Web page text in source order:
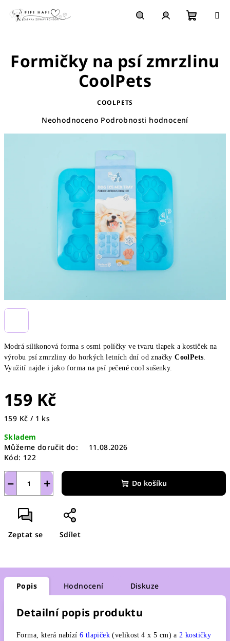
obsah
košík
Modrá silikonová forma s osmi políčky ve tvaru tlapek a kostiček na
výrobu psí zmrzliny do horkých letních dní od značkyCoolPets.
Využití najde i jako forma na psí pečené cool sušenky.
159 Kč
Měrná
159 Kč / 1 ks
Skladem
Můžeme doručit do:
11.08.2026
Kód: 122
+
− Do košíku
Zeptat se Sdílet
Formičky na psí zmrzlinu
CoolPets
COOLPETS
Průměrné
hvězdiček.
Neohodnoceno Podrobnosti hodnocení
Popis Hodnocení Diskuze
Detailní popis produktu
Forma, která nabízí6 tlapiček (velikost 4 x 5 cm) a2 kostičky